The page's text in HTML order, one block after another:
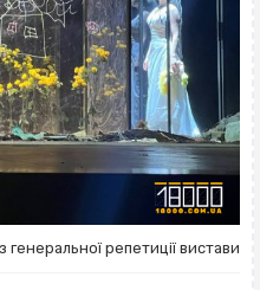
репетиції вистави